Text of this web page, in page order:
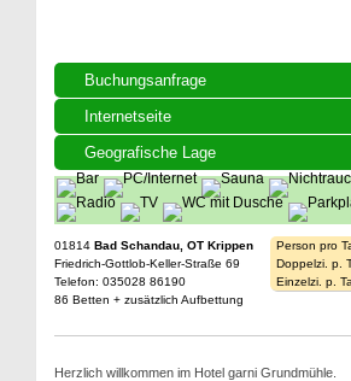
Buchungsanfrage
Internetseite
Geografische Lage
01814 Bad Schandau, OT Krippen
Friedrich-Gottlob-Keller-Straße 69
Telefon: 035028 86190
86 Betten + zusätzlich Aufbettung
Person pro
Doppelzi. p.
Einzelzi. p.
Herzlich willkommen im Hotel garni Grundmühle.